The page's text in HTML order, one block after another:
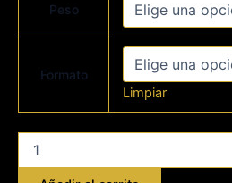
Peso
Formato
Limpiar
Ibérica